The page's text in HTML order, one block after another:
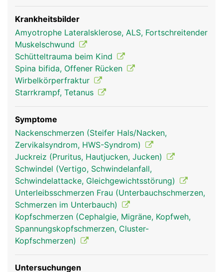
aussieht und aus unzähligen Nervenzellen gebildet
wird. Die weisse Substanz umschliesst die graue
Substanz und enthält hauptsächlich die langen
Nervenfasern. Das Rückenmark ist wie das Gehirn
von Rückenmarkflüssigkeit (Liquor) und von drei
schützenden Rückenmarkhäuten umgeben: eine
harte äussere Haut, eine gut durchblutete mittlere
Haut und eine weiche dem Rückenmark direkt
rückenmark frau rückenmark mann
Krankheitsbilder
Amyotrophe Lateralsklerose, ALS, Fortschreitender
Muskelschwund
Schütteltrauma beim Kind
Spina bifida, Offener Rücken
Wirbelkörperfraktur
Starrkrampf, Tetanus
Symptome
Nackenschmerzen (Steifer Hals/Nacken,
Zervikalsyndrom, HWS-Syndrom)
Juckreiz (Pruritus, Hautjucken, Jucken)
Schwindel (Vertigo, Schwindelanfall,
Schwindelattacke, Gleichgewichtsstörung)
Unterleibsschmerzen Frau (Unterbauchschmerzen,
Schmerzen im Unterbauch)
Kopfschmerzen (Cephalgie, Migräne, Kopfweh,
Spannungskopfschmerzen, Cluster-
Kopfschmerzen)
Untersuchungen